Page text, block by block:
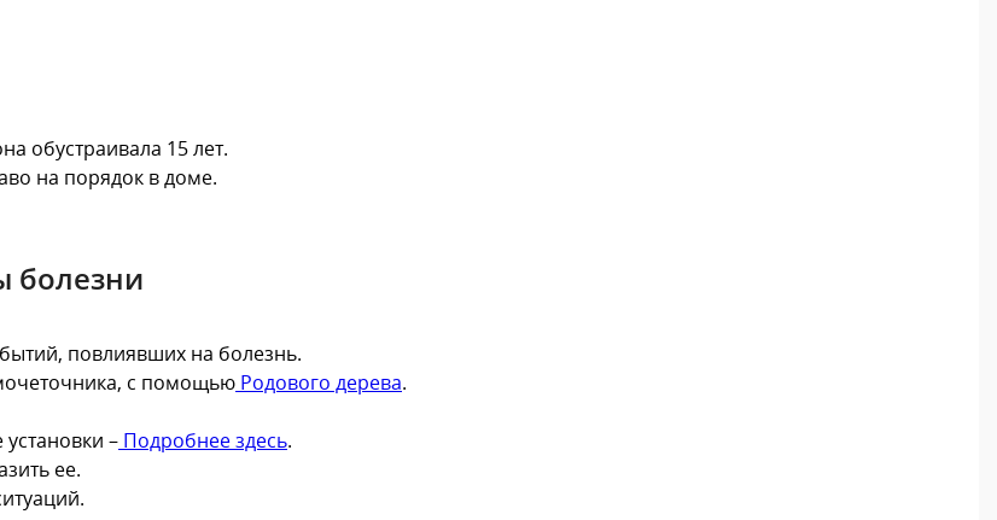
обустраивала 15 лет.
на порядок в доме.
болезни
повлиявших на болезнь.
с помощью Родового дерева.
– Подробнее здесь.
ее.